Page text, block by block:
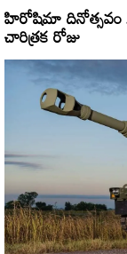
హిరోషిమా దినోత్సవం
చారిత్రక రోజు